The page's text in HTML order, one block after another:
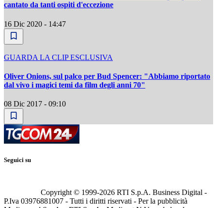
cantato da tanti ospiti d'eccezione
16 Dic 2020 - 14:47
GUARDA LA CLIP ESCLUSIVA
Oliver Onions, sul palco per Bud Spencer: "Abbiamo riportato
dal vivo i magici temi da film degli anni 70"
08 Dic 2017 - 09:10
Seguici su
Copyright © 1999-2026 RTI S.p.A. Business Digital -
P.Iva 03976881007 - Tutti i diritti riservati - Per la pubblicità